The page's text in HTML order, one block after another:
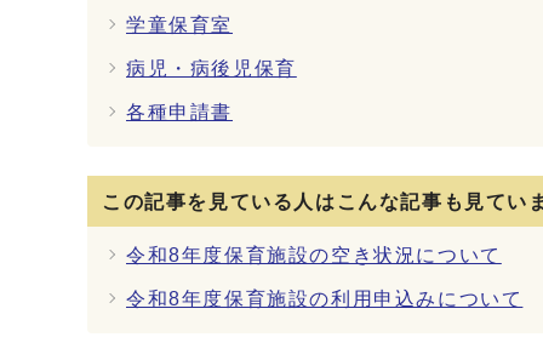
学童保育室
病児・病後児保育
各種申請書
この記事を見ている人はこんな記事も見てい
令和8年度保育施設の空き状況について
令和8年度保育施設の利用申込みについて